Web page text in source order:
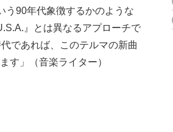
う90年代象徴するかのような
』とは異なるアプローチで
であれば、このテルマの新曲
す」（音楽ライター）